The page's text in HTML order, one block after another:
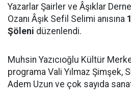
Yazarlar Şairler ve Âşıklar
Ozanı Âşık Sefil Selimi anısına
Şöleni düzenlendi.
Muhsin Yazıcıoğlu Kültür
programa Vali Yılmaz Şimşek,
Adem Uzun ve çok sayıda